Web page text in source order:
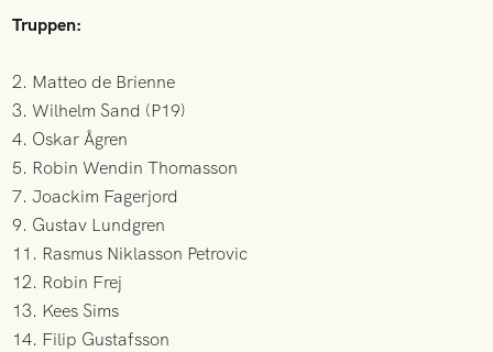
Truppen:
2. Matteo de Brienne
3. Wilhelm Sand (P19)
4. Oskar Ågren
5. Robin Wendin Thomasson
7. Joackim Fagerjord
9. Gustav Lundgren
11. Rasmus Niklasson Petrovic
12. Robin Frej
13. Kees Sims
14. Filip Gustafsson